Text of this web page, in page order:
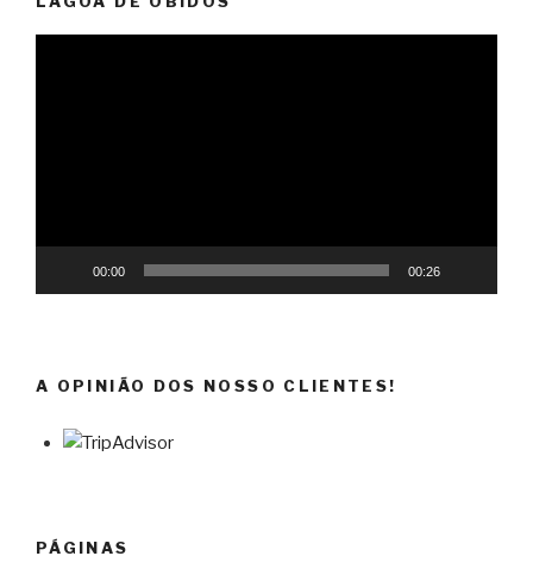
00:00 00:26
A OPINIÃO DOS NOSSO CLIENTES!
PÁGINAS